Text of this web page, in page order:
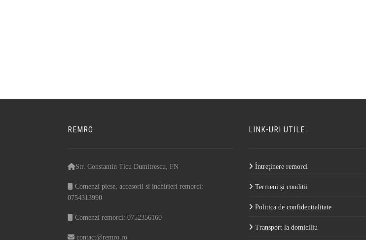
REMRO
Str. Constantin Ticu Dumitrescu, FN
Comenzi piese, accesorii si inchirieri remorci:
0754313990
Comenzi remorci: 0752356160
contact@remro.ro
LINK-URI UTILE
Întreținere remorci
Termeni și condiții
Politica de confidențialitate
Transport la domiciliu